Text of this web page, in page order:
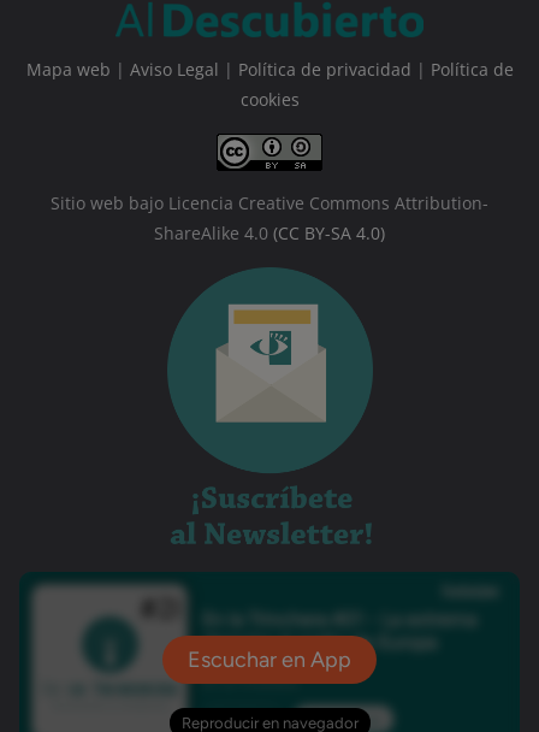
Mapa web | Aviso Legal | Política de privacidad | Política de
cookies
Sitio web bajo Licencia Creative Commons Attribution-
ShareAlike 4.0 (CC BY-SA 4.0)